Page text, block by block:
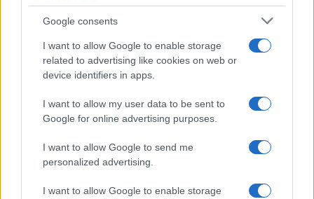
Google consents
I want to allow Google to enable storage
related to advertising like cookies on web or
device identifiers in apps.
I want to allow my user data to be sent to
Google for online advertising purposes.
I want to allow Google to send me
personalized advertising.
I want to allow Google to enable storage